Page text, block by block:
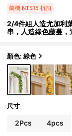
隨機 NT$15 折扣
2/4件組人造尤加利
串，人造綠色藤蔓
顏色: 綠色
尺寸
2Pcs 4pcs